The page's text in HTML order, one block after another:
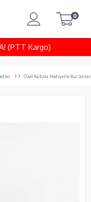
(PTT Kargo)
0
Özel Kutulu Hediyelik Kur’anlar